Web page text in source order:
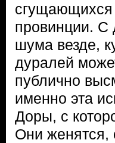
сгущающихся
провинции. С
шума везде,
дуралей
публично
именно эта
Доры, с
Они женятся,